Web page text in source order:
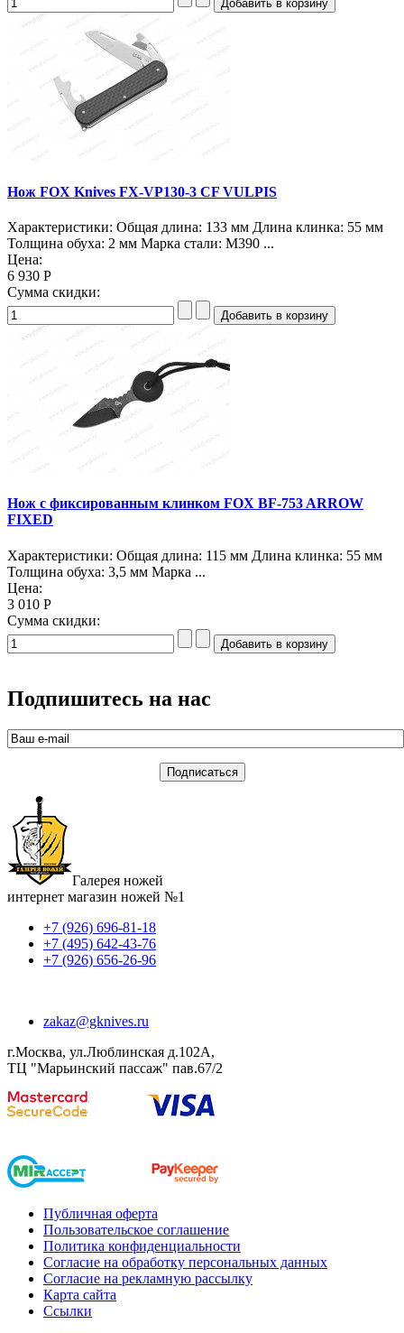
Нож FOX Knives FX-VP130-3 CF VULPIS
Характеристики: Общая длина: 133 мм Длина клинка: 55 мм
Толщина обуха: 2 мм Марка стали: M390 ...
Цена:
6 930 Р
Сумма скидки:
Нож с фиксированным клинком FOX BF-753 ARROW
FIXED
Характеристики: Общая длина: 115 мм Длина клинка: 55 мм
Толщина обуха: 3,5 мм Марка ...
Цена:
3 010 Р
Сумма скидки:
Подпишитесь на нас
Галерея ножей
интернет магазин ножей №1
+7 (926) 696-81-18
+7 (495) 642-43-76
+7 (926) 656-26-96
zakaz@gknives.ru
г.Москва, ул.Люблинская д.102А,
ТЦ "Марьинский пассаж" пав.67/2
Публичная оферта
Пользовательское соглашение
Политика конфиденциальности
Согласие на обработку персональных данных
Согласие на рекламную рассылку
Карта сайта
Ссылки